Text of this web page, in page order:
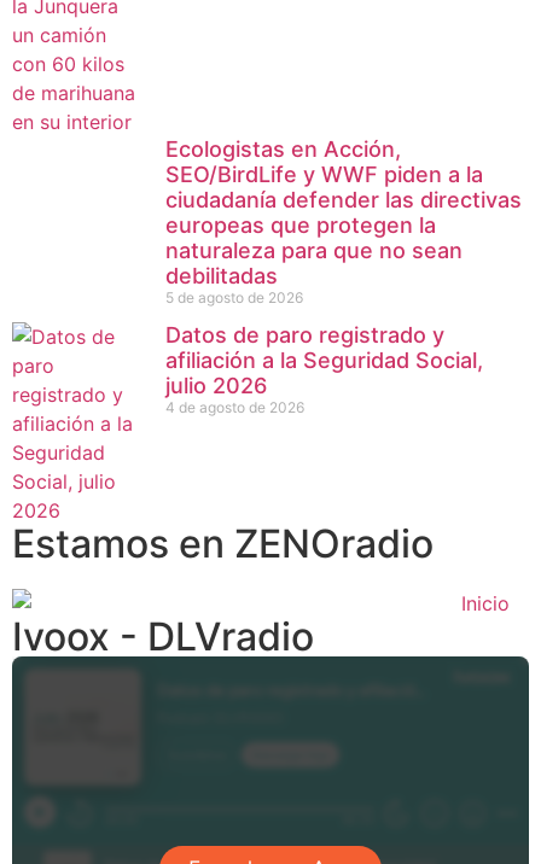
Ecologistas en Acción,
SEO/BirdLife y WWF piden a la
ciudadanía defender las directivas
europeas que protegen la
naturaleza para que no sean
debilitadas
5 de agosto de 2026
Datos de paro registrado y
afiliación a la Seguridad Social,
julio 2026
4 de agosto de 2026
Estamos en ZENOradio
Ivoox - DLVradio